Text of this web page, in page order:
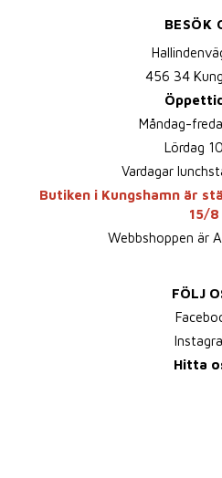
BESÖK
456 34
Måndag-
Lördag
Vardagar
Butiken i Kungshamn är
15/8
Webbshoppen är
FÖLJ
Hitta